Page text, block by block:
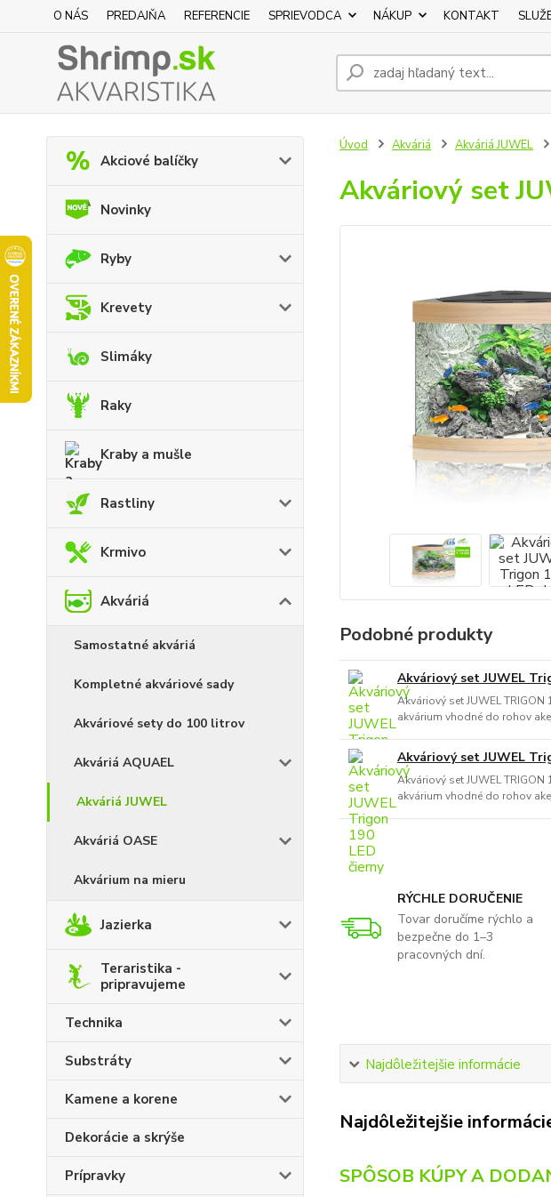
O NÁS PREDAJŇA REFERENCIE SPRIEVODCA NÁKUP KONTAKT
Akciové balíčky
Novinky
Ryby
Krevety
Slimáky
Raky
Kraby a mušle
Rastliny
Krmivo
Akváriá
Samostatné akváriá
Kompletné akváriové sady
Akváriové sety do 100 litrov
Akváriá AQUAEL
Akváriá JUWEL
Akváriá OASE
Akvárium na mieru
Jazierka
Teraristika -
pripravujeme
Technika
Substráty
Kamene a korene
Dekorácie a skrýše
Prípravky
Úvod Akváriá Akváriá JUWEL
Akváriový set
Podobné produkty
Akváriový set JUWEL
Akváriový set JUWEL
akvárium vhodné do rohov
Akváriový set JUWEL
Akváriový set JUWEL
akvárium vhodné do rohov
RÝCHLE DORUČENIE
Tovar doručíme rýchlo a
bezpečne do 1–3
pracovných dní.
Najdôležitejšie informácie
Najdôležitejšie
SPÔSOB KÚPY A